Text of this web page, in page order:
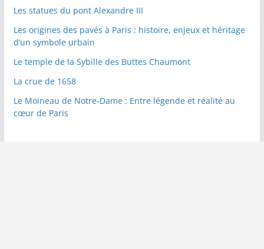
Les statues du pont Alexandre III
Les origines des pavés à Paris : histoire, enjeux et héritage
d’un symbole urbain
Le temple de la Sybille des Buttes Chaumont
La crue de 1658
Le Moineau de Notre-Dame : Entre légende et réalité au
cœur de Paris